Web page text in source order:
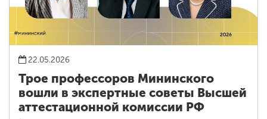
22.05.2026
Трое профессоров Мининского
вошли в экспертные советы Высшей
аттестационной комиссии РФ